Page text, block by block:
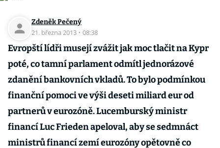
Zdeněk Pečený
21. března 2013 · 08:38
Evropští lídři musejí zvážit jak moc tlačit na Kypr
poté, co tamní parlament odmítl jednorázové
zdanění bankovních vkladů. To bylo podmínkou
finanční pomoci ve výši deseti miliard eur od
partnerů v eurozóně. Lucemburský ministr
financí Luc Frieden apeloval, aby se sedmnáct
ministrů financí zemí eurozóny opětovně co